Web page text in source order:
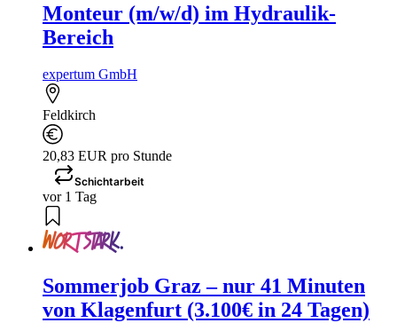
Monteur (m/w/d) im Hydraulik-
Bereich
expertum GmbH
Feldkirch
20,83 EUR pro Stunde
Schichtarbeit
vor 1 Tag
Sommerjob Graz – nur 41 Minuten
von Klagenfurt (3.100€ in 24 Tagen)